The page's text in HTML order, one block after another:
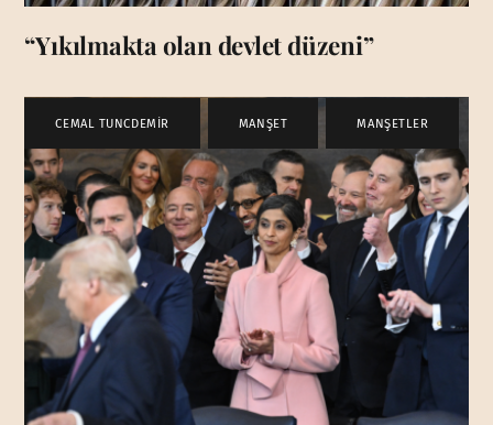
“Yıkılmakta olan devlet düzeni”
CEMAL TUNCDEMİR MANŞET MANŞETLER